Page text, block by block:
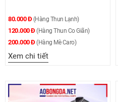
80.000 Đ (Hàng Thun Lạnh)
120.000 Đ (Hàng Thun Co Giãn)
200.000 Đ (Hàng Mè Caro)
Xem chi tiết